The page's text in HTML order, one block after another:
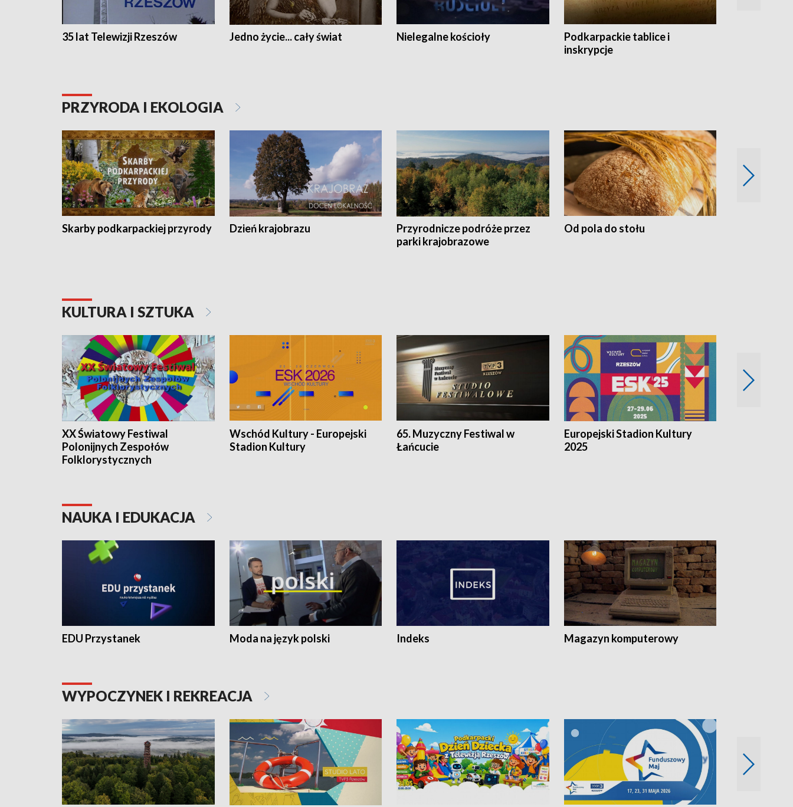
35 lat Telewizji Rzeszów Jedno życie... cały świat Nielegalne kościoły
Podkarpackie tablice i
inskrypcje
PRZYRODA I EKOLOGIA
Skarby podkarpackiej przyrody Dzień krajobrazu
Przyrodnicze podróże przez
parki krajobrazowe
Od pola do stołu
KULTURA I SZTUKA
XX Światowy Festiwal
Polonijnych Zespołów
Folklorystycznych
Wschód Kultury - Europejski
Stadion Kultury
65. Muzyczny Festiwal w
Łańcucie
Europejski Stadion Kultury
2025
NAUKA I EDUKACJA
EDU Przystanek Moda na język polski Indeks Magazyn komputerowy
WYPOCZYNEK I REKREACJA